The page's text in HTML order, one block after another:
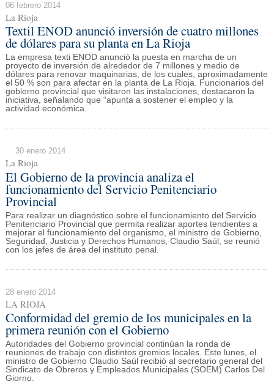
06 febrero 2014
La Rioja
Textil ENOD anunció inversión de cuatro millones
de dólares para su planta en La Rioja
La empresa texti ENOD anunció la puesta en marcha de un
proyecto de inversión de alrededor de 7 millones y medio de
dólares para renovar maquinarias, de los cuales, aproximadamente
el 50 % son para afectar en la planta de La Rioja. Funcionarios del
gobierno provincial que visitaron las instalaciones, destacaron la
iniciativa, señalando que “apunta a sostener el empleo y la
actividad económica.
30 enero 2014
La Rioja
El Gobierno de la provincia analiza el
funcionamiento del Servicio Penitenciario
Provincial
Para realizar un diagnóstico sobre el funcionamiento del Servicio
Penitenciario Provincial que permita realizar aportes tendientes a
mejorar el funcionamiento del organismo, el ministro de Gobierno,
Seguridad, Justicia y Derechos Humanos, Claudio Saúl, se reunió
con los jefes de área del instituto penal.
28 enero 2014
LA RIOJA
Conformidad del gremio de los municipales en la
primera reunión con el Gobierno
Autoridades del Gobierno provincial continúan la ronda de
reuniones de trabajo con distintos gremios locales. Este lunes, el
ministro de Gobierno Claudio Saúl recibió al secretario general del
Sindicato de Obreros y Empleados Municipales (SOEM) Carlos Del
Giorno.